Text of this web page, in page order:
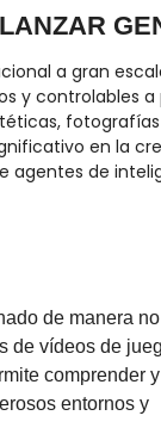
a gran
y controlables a
en la
agentes de
de manera no
de vídeos de
comprender y
entornos y